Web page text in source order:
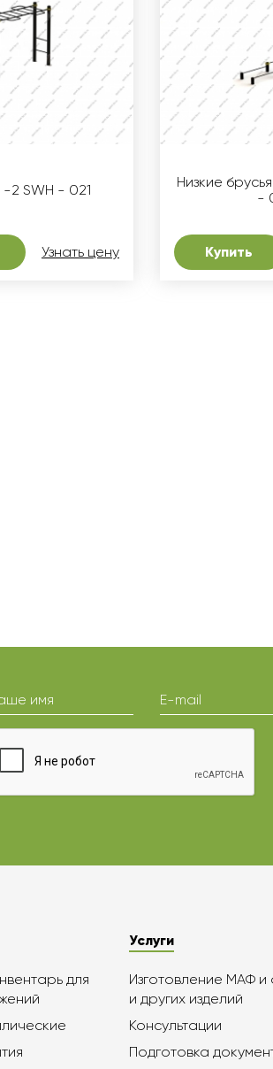
-2 SWH - 021
Узнать цену
Низкие
-
Купить
имя E-mail
для
Услуги
Изготовление МАФ
и других изделий
Консультации
Подготовка